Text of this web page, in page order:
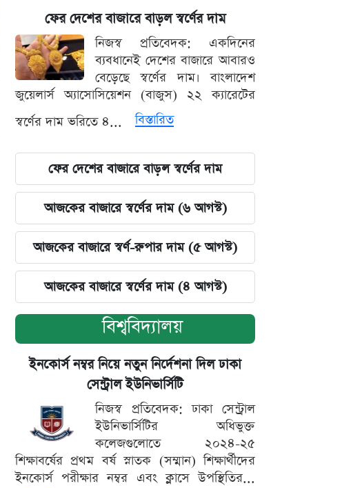
ফের দেশের বাজারে বাড়ল স্বর্ণের দাম
নিজস্ব প্রতিবেদক: একদিনের
ব্যবধানেই দেশের বাজারে আবারও
বেড়েছে স্বর্ণের দাম। বাংলাদেশ
জুয়েলার্স অ্যাসোসিয়েশন (বাজুস) ২২ ক্যারেটের
স্বর্ণের দাম ভরিতে ৪...
বিস্তারিত
ফের দেশের বাজারে বাড়ল স্বর্ণের দাম
আজকের বাজারে স্বর্ণের দাম (৬ আগস্ট)
আজকের বাজারে স্বর্ণ-রুপার দাম (৫ আগস্ট)
আজকের বাজারে স্বর্ণের দাম (৪ আগস্ট)
বিশ্ববিদ্যালয়
ইনকোর্স নম্বর নিয়ে নতুন নির্দেশনা দিল ঢাকা
সেন্ট্রাল ইউনিভার্সিটি
নিজস্ব প্রতিবেদক: ঢাকা সেন্ট্রাল
ইউনিভার্সিটির অধিভুক্ত
কলেজগুলোতে ২০২৪-২৫
শিক্ষাবর্ষের প্রথম বর্ষ স্নাতক (সম্মান) শিক্ষার্থীদের
ইনকোর্স পরীক্ষার নম্বর এবং ক্লাসে উপস্থিতির...